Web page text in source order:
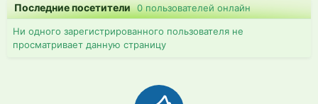
Последние посетители0 пользователей онлайн
Ни одного зарегистрированного пользователя не
просматривает данную страницу